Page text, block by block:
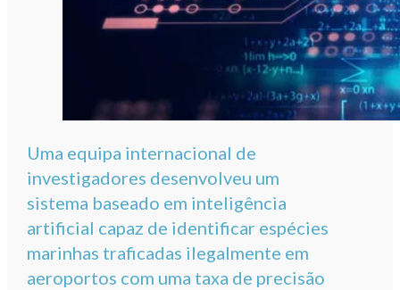
Uma equipa internacional de
investigadores desenvolveu um
sistema baseado em inteligência
artificial capaz de identificar espécies
marinhas traficadas ilegalmente em
aeroportos com uma taxa de precisão